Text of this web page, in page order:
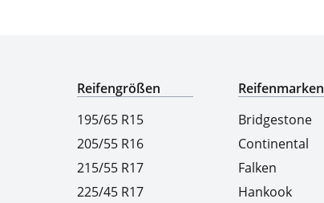
Reifengrößen
195/65 R15
205/55 R16
215/55 R17
225/45 R17
Reifenmarken
Bridgestone
Continental
Falken
Hankook